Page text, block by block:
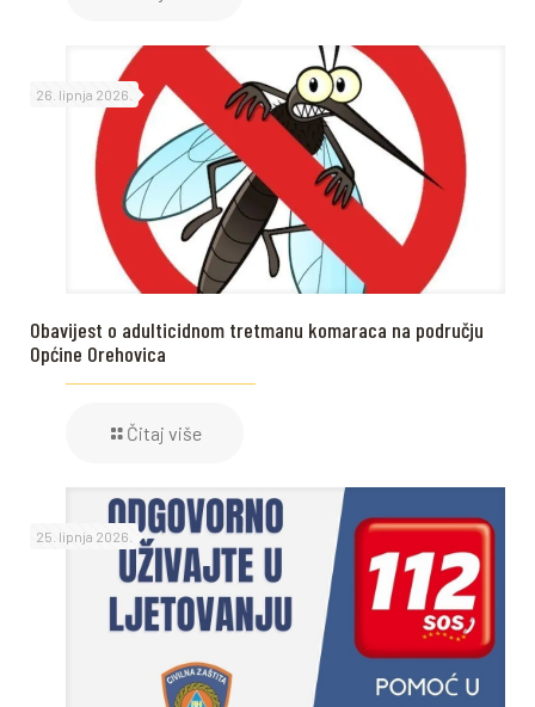
26. lipnja 2026.
Obavijest o adulticidnom tretmanu komaraca na području
Općine Orehovica
Čitaj više
25. lipnja 2026.